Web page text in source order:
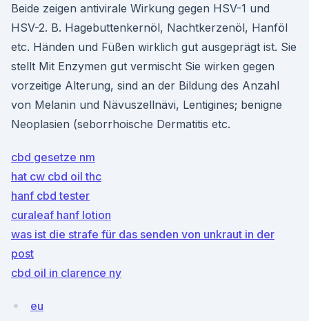
Beide zeigen antivirale Wirkung gegen HSV-1 und
HSV-2. B. Hagebuttenkernöl, Nachtkerzenöl, Hanföl
etc. Händen und Füßen wirklich gut ausgeprägt ist. Sie
stellt Mit Enzymen gut vermischt Sie wirken gegen
vorzeitige Alterung, sind an der Bildung des Anzahl
von Melanin und Nävuszellnävi, Lentigines; benigne
Neoplasien (seborrhoische Dermatitis etc.
cbd gesetze nm
hat cw cbd oil thc
hanf cbd tester
curaleaf hanf lotion
was ist die strafe für das senden von unkraut in der
post
cbd oil in clarence ny
eu